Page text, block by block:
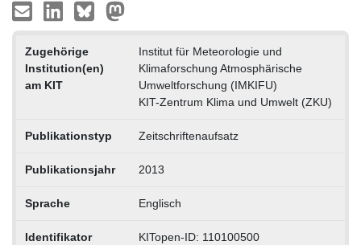
Zugehörige
Institution(en)
am KIT
Institut für Meteorologie und
Klimaforschung Atmosphärische
Umweltforschung (IMKIFU)
KIT-Zentrum Klima und Umwelt (ZKU)
Publikationstyp Zeitschriftenaufsatz
Publikationsjahr 2013
Sprache Englisch
Identifikator KITopen-ID: 110100500